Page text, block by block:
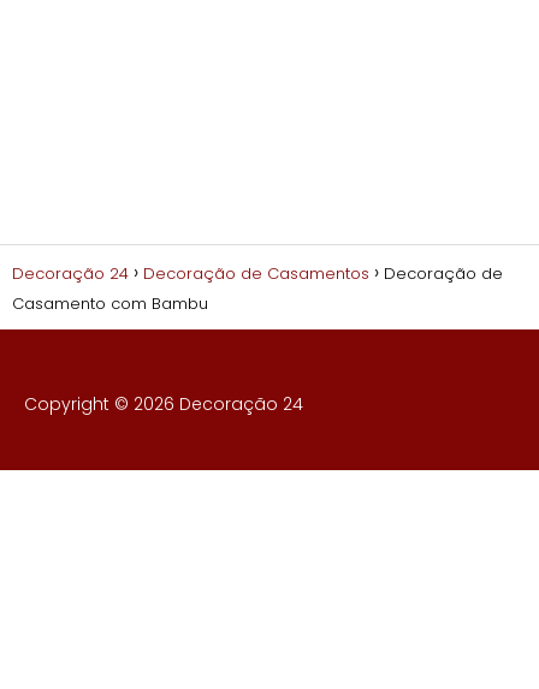
Decoração 24 Decoração de Casamentos
Decoração de
Casamento com Bambu
Copyright © 2026 Decoração 24